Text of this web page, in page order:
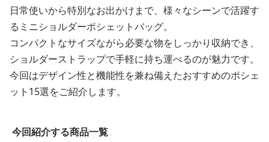
日常使いから特別なお出かけまで、様々なシーンで活躍す
るミニショルダーポシェットバッグ。
コンパクトなサイズながら必要な物をしっかり収納でき、
ショルダーストラップで手軽に持ち運べるのが魅力です。
今回はデザイン性と機能性を兼ね備えたおすすめのポシェ
ット15選をご紹介します。
今回紹介する商品一覧